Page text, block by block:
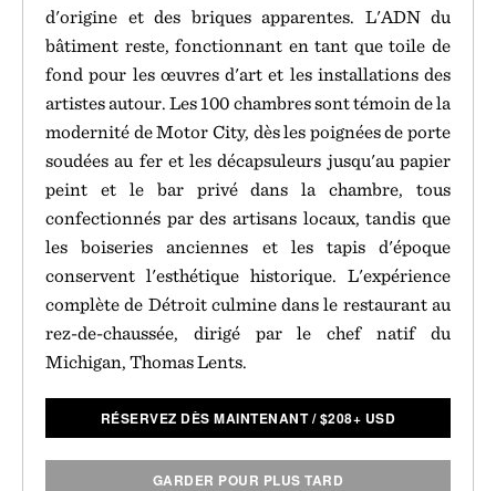
d'origine et des briques apparentes. L'ADN du
bâtiment reste, fonctionnant en tant que toile de
fond pour les œuvres d'art et les installations des
artistes autour. Les 100 chambres sont témoin de la
modernité de Motor City, dès les poignées de porte
soudées au fer et les décapsuleurs jusqu'au papier
peint et le bar privé dans la chambre, tous
confectionnés par des artisans locaux, tandis que
les boiseries anciennes et les tapis d'époque
conservent l'esthétique historique. L'expérience
complète de Détroit culmine dans le restaurant au
rez-de-chaussée, dirigé par le chef natif du
Michigan, Thomas Lents.
RÉSERVEZ DÈS MAINTENANT / $208+ USD
GARDER POUR PLUS TARD